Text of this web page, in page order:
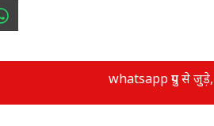
whatsapp ग्रुप से